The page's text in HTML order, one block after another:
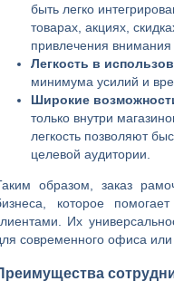
быть легко
товарах, акциях,
привлечения
Легкость в
минимума усилий и
Широкие
только внутри
легкость позволяют
целевой аудитории.
образом, заказ
которое
Их
современного офиса или